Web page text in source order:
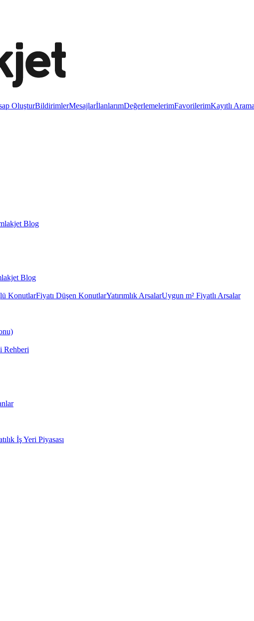
OluşturBildirimlerMesajlarİlanlarımDeğerlemelerimFavorilerimKayıtlı
Blog
Blog
KonutlarFiyatı Düşen KonutlarYatırımlık ArsalarUygun m² Fiyatlı Arsalar
Rehberi
İş Yeri Piyasası